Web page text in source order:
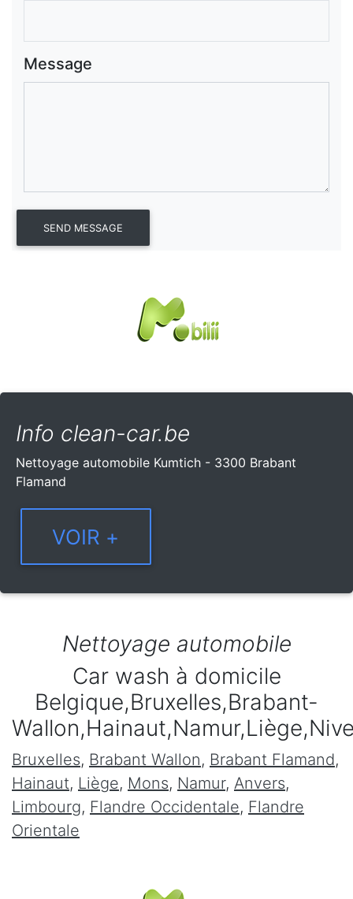
Message
Info clean-car.be
Nettoyage automobile Kumtich - 3300 Brabant
Flamand
Nettoyage automobile
Car wash à domicile
Belgique,Bruxelles,Brabant-
Bruxelles, Brabant Wallon, Brabant Flamand,
Hainaut, Liège, Mons, Namur, Anvers,
Limbourg, Flandre Occidentale, Flandre
Orientale